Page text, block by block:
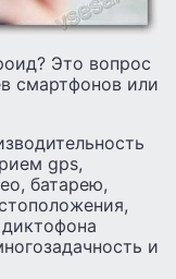
Это вопрос
смартфонов или
gps,
батарею,
диктофона
и